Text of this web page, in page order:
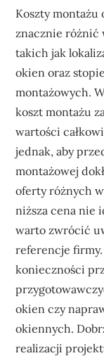
Koszty montażu
znacznie różnić
takich jak
okien oraz
montażowych.
koszt montażu
wartości
jednak, aby
montażowej
oferty różnych
niższa cena nie
warto zwrócić
referencje
konieczności
okien czy
okiennych.
realizacji